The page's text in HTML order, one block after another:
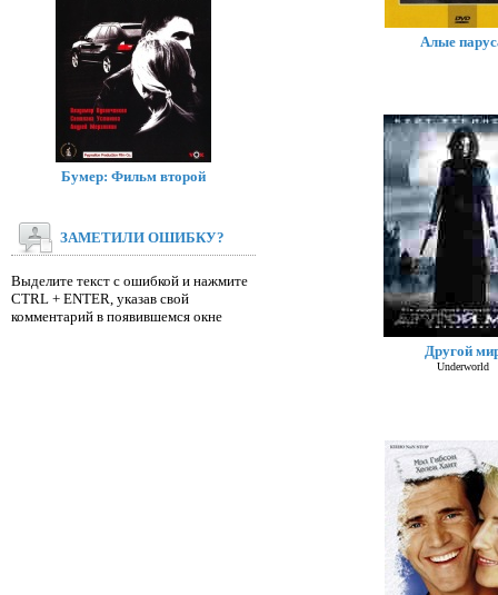
Алые
Другой
Underworld
Бумер: Фильм второй
ЗАМЕТИЛИ ОШИБКУ?
Выделите текст с ошибкой и нажмите
CTRL + ENTER, указав свой
комментарий в появившемся окне